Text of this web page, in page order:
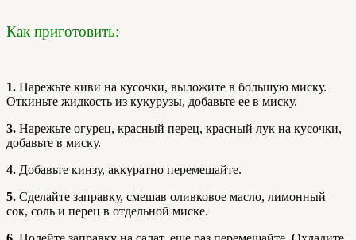
Как приготовить:
1. Нарежьте киви на кусочки, выложите в большую миску.
Откиньте жидкость из кукурузы, добавьте ее в миску.
3. Нарежьте огурец, красный перец, красный лук на кусочки,
добавьте в миску.
4. Добавьте кинзу, аккуратно перемешайте.
5. Сделайте заправку, смешав оливковое масло, лимонный
сок, соль и перец в отдельной миске.